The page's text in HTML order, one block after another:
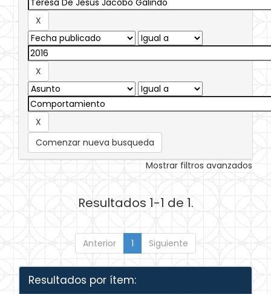
Comenzar nueva busqueda
Mostrar filtros avanzados
Resultados 1-1 de 1.
Anterior 1 Siguiente
Resultados por ítem: